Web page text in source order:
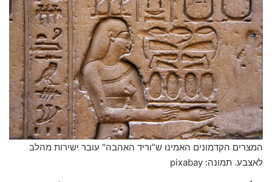
המצרים הקדמונים האמינו ש"וריד האהבה" עובר ישירות מהלב
לאצבע. תמונה: pixabay